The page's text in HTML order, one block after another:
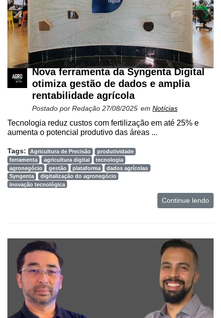
Nova ferramenta da Syngenta Digital
otimiza gestão de dados e amplia
rentabilidade agrícola
Postado por Redação 27/08/2025 em Notícias
Tecnologia reduz custos com fertilização em até 25% e
aumenta o potencial produtivo das áreas ...
Tags: Agricultura de Precisão
produtividade
ferramenta
agricultura digital
tecnologia
agronegócio
gestão plataforma
dados agrícolas
Syngenta
digitalização do agronegócio
inovação tecnológica
Continue lendo